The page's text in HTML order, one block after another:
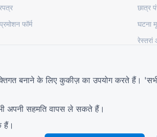
छात्र
फॉर्म
घटना
रेस्तरां
हमारे बारे में
बनाने के लिए कुकीज़ का उपयोग करते हैं।
अपनी सहमति वापस ले सकते हैं।
हैं।